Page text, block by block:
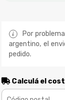
Por
argentino, el
pedido.
Calculá el